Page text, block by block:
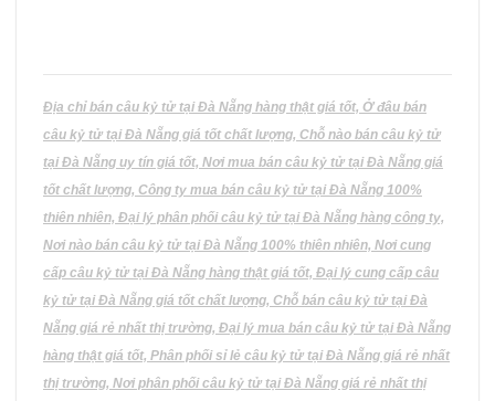
Địa chỉ bán câu kỷ tử tại Đà Nẵng hàng thật giá tốt, Ở đâu bán
câu kỷ tử tại Đà Nẵng giá tốt chất lượng, Chỗ nào bán câu kỷ tử
tại Đà Nẵng uy tín giá tốt, Nơi mua bán câu kỷ tử tại Đà Nẵng giá
tốt chất lượng, Công ty mua bán câu kỷ tử tại Đà Nẵng 100%
thiên nhiên, Đại lý phân phối câu kỷ tử tại Đà Nẵng hàng công ty,
Nơi nào bán câu kỷ tử tại Đà Nẵng 100% thiên nhiên, Nơi cung
cấp câu kỷ tử tại Đà Nẵng hàng thật giá tốt, Đại lý cung cấp câu
kỷ tử tại Đà Nẵng giá tốt chất lượng, Chỗ bán câu kỷ tử tại Đà
Nẵng giá rẻ nhất thị trường, Đại lý mua bán câu kỷ tử tại Đà Nẵng
hàng thật giá tốt, Phân phối sỉ lẻ câu kỷ tử tại Đà Nẵng giá rẻ nhất
thị trường, Nơi phân phối câu kỷ tử tại Đà Nẵng giá rẻ nhất thị